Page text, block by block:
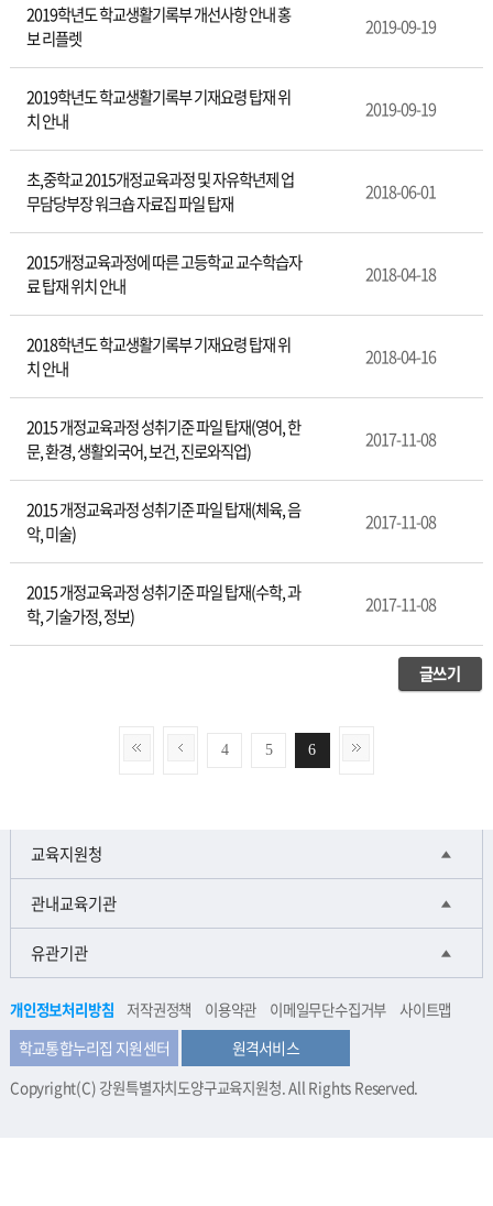
2019학년도 학교생활기록부 개선사항 안내 홍
보 리플렛
2019-09-19
2019학년도 학교생활기록부 기재요령 탑재 위
치 안내
2019-09-19
초,중학교 2015개정교육과정 및 자유학년제 업
무담당부장 워크숍 자료집 파일 탑재
2018-06-01
2015개정교육과정에 따른 고등학교 교수학습자
료 탑재 위치 안내
2018-04-18
2018학년도 학교생활기록부 기재요령 탑재 위
치 안내
2018-04-16
2015 개정교육과정 성취기준 파일 탑재(영어, 한
문, 환경, 생활외국어, 보건, 진로와직업)
2017-11-08
2015 개정교육과정 성취기준 파일 탑재(체육, 음
악, 미술)
2017-11-08
2015 개정교육과정 성취기준 파일 탑재(수학, 과
학, 기술가정, 정보)
2017-11-08
글쓰기
4 5 6
교육지원청
관내교육기관
유관기관
개인정보처리방침 저작권정책 이용약관 이메일무단수집거부
사이트맵
학교통합누리집 지원센터
원격서비스
Copyright(C) 강원특별자치도양구교육지원청. All Rights Reserved.